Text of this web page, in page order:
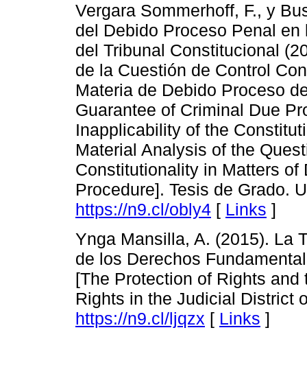
Vergara Sommerhoff, F., y
del Debido Proceso Penal
del Tribunal Constitucional
de la Cuestión de Control
Materia de Debido Proceso
Guarantee of Criminal Due
Inapplicability of the
Material Analysis of the
Constitutionality in Matters
Procedure]. Tesis de Grado.
https://n9.cl/obly4 [ Links ]
Ynga Mansilla, A. (2015). La
de los Derechos
[The Protection of Rights
Rights in the Judicial District
https://n9.cl/ljqzx [ Links ]